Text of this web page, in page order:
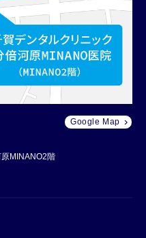
Google Map
MINANO2階